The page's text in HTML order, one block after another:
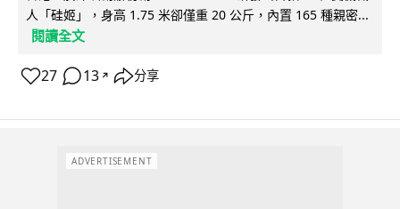
人「硅姬」，身高 1.75 米卻僅重 20 公斤，內置 165 種親密...
閱讀全文
27 13 ↗ 分享
ADVERTISEMENT